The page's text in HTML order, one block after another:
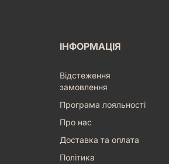
ІНФОРМАЦІЯ
Відстеження
замовлення
Програма лояльності
Про нас
Доставка та оплата
Політика